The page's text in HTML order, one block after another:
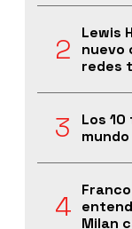
Lewis
nuevo
redes
Los
Milan